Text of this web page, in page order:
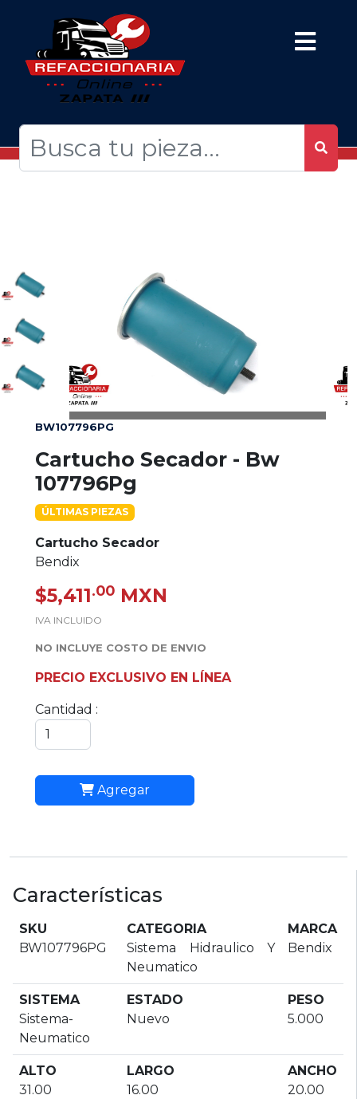
BW107796PG
Cartucho Secador - Bw
107796Pg
ÚLTIMAS PIEZAS
Cartucho Secador
Bendix
$5,411.00 MXN
IVA INCLUIDO
NO INCLUYE COSTO DE ENVIO
PRECIO EXCLUSIVO EN LÍNEA
Cantidad :
Agregar
Características
SKU
BW107796PG
CATEGORIA
Sistema Hidraulico Y
Neumatico
MARCA
Bendix
SISTEMA
Sistema-
Neumatico
ESTADO
Nuevo
PESO
5.000
ALTO
31.00
LARGO
16.00
ANCHO
20.00